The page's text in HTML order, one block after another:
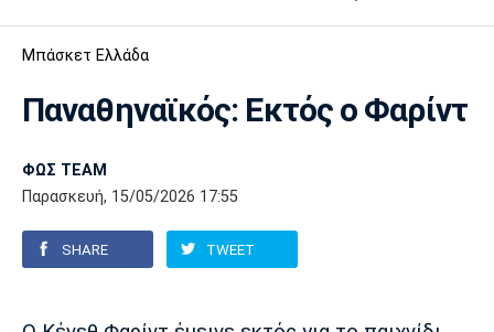
ΠΟΔΟΣΦΑΙΡΟ
ΒΟΛΕΪ ΣΠΟΡ
AUTO-MOTO PLUS
Ποδόσφαιρο
Super League 1
Super League 2
Ελλάδα
Μπάσκετ
Ελλάδα
EuroLeague
Ολυμπιακοί Αγώνες
ΠόλοΠαναθηναϊκός Ατρόμητος
Μπάσκετ Ελλάδα
Παναθηναϊκός: Εκτός ο Φαρίντ
ΦΩΣ TEAM
Παρασκευή, 15/05/2026 17:55
SHARE TWEET